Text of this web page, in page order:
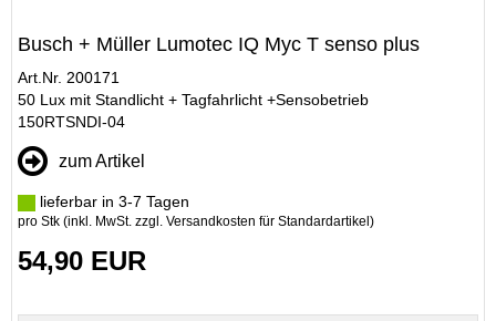
Busch + Müller Lumotec IQ Myc T senso plus
Art.Nr. 200171
50 Lux mit Standlicht + Tagfahrlicht +Sensobetrieb
150RTSNDI-04
zum Artikel
lieferbar in 3-7 Tagen
pro Stk (inkl. MwSt. zzgl. Versandkosten für Standardartikel )
54,90 EUR